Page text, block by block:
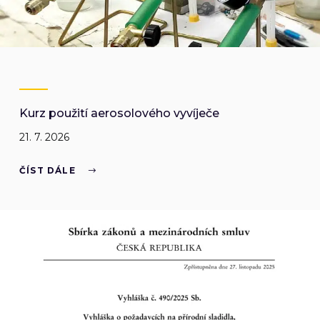
Kurz použití aerosolového vyvíječe
21. 7. 2026
ČÍST DÁLE